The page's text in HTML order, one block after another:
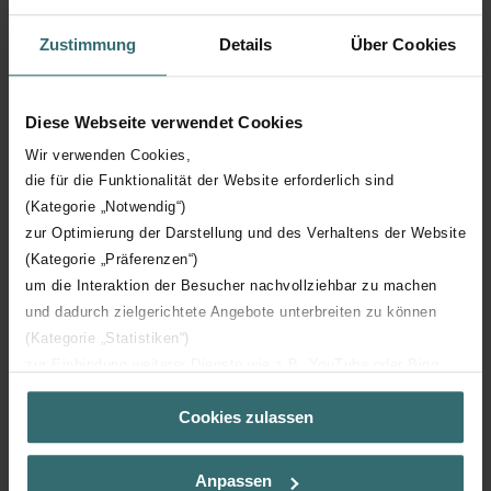
Zustimmung Details Über Cookies
Diese Webseite verwendet Cookies
Wir verwenden Cookies,
die für die Funktionalität der Website erforderlich sind
(Kategorie „Notwendig“)
zur Optimierung der Darstellung und des Verhaltens der Website
(Kategorie „Präferenzen“)
um die Interaktion der Besucher nachvollziehbar zu machen
und dadurch zielgerichtete Angebote unterbreiten zu können
(Kategorie „Statistiken“)
(Kategorie „Marketing“)
Über „Details zeigen“ bzw. die Datenschutzerklärung erhalten
Sie weitere Informationen. Durch die Auswahl der Kategorie
Cookies zulassen
Anpassen
Couleur extérieure Blanc
Avec pince à pousser
Incorporable dans le béton
Avec profil à pousser
Raccordement 2
diamètre nominal du conduit 75 mm
Protection de surface interne Non traité